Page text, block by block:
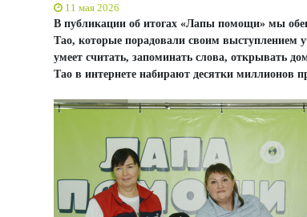
11 мая 2026
В публикации об итогах «Лапы помощи» мы
Тао, которые порадовали своим выступлением
умеет считать, запоминать слова, открывать
Тао в интернете набирают десятки миллионов